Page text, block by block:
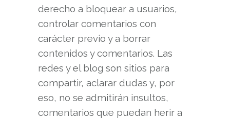
derecho a bloquear a usuarios,
controlar comentarios con
carácter previo y a borrar
contenidos y comentarios. Las
redes y el blog son sitios para
compartir, aclarar dudas y, por
eso, no se admitirán insultos,
comentarios que puedan herir a